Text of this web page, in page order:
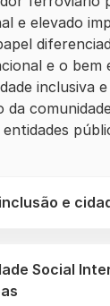
e elevado
e o bem
inclusiva
da
e
Social